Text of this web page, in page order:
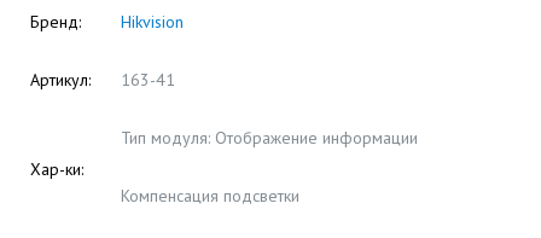
Бренд: Hikvision
Артикул: 163-41
Хар-ки:
Тип модуля: Отображение информации
Компенсация подсветки